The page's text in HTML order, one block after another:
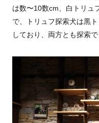
は数〜10数cm、白トリュ
で、トリュフ探索犬は黒
しており、両方とも探索